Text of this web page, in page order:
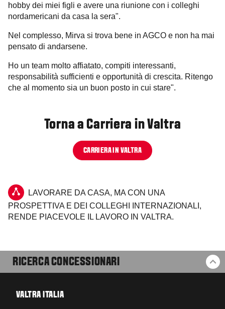
hobby dei miei figli e avere una riunione con i colleghi
nordamericani da casa la sera".
Nel complesso, Mirva si trova bene in AGCO e non ha mai
pensato di andarsene.
Ho un team molto affiatato, compiti interessanti,
responsabilità sufficienti e opportunità di crescita. Ritengo
che al momento sia un buon posto in cui stare".
Torna a Carriera in Valtra
CARRIERA IN VALTRA
LAVORARE DA CASA, MA CON UNA
PROSPETTIVA E DEI COLLEGHI INTERNAZIONALI,
RENDE PIACEVOLE IL LAVORO IN VALTRA.
RICERCA CONCESSIONARI
VALTRA ITALIA